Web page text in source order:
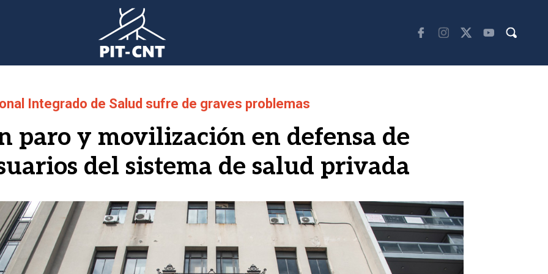
Integrado de Salud sufre de graves problemas
paro y movilización en defensa de
del sistema de salud privada